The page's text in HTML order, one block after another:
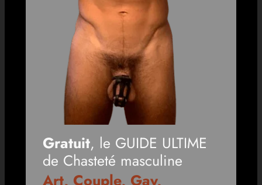
Gratuit, le GUIDE ULTIME
de Chasteté masculine
Art, Couple, Gay,